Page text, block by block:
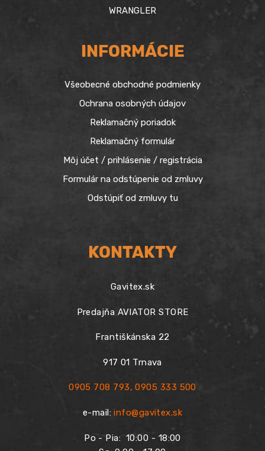
WRANGLER
INFORMÁCIE
Všeobecné obchodné podmienky
Ochrana osobných údajov
Reklamačný poriadok
Reklamačný formulár
Môj účet / prihlásenie / registrácia
Formulár na odstúpenie od zmluvy
Odstúpiť od zmluvy tu
KONTAKTY
Gavitex.sk
Predajňa AVIATOR STORE
Františkánska 22
917 01 Trnava
0905 708 793,0905 333 500
e-mail:info@gavitex.sk
Po - Pia:10:00 - 18:00